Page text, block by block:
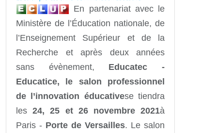
En partenariat avec le
Ministère de l’Éducation nationale, de
l’Enseignement Supérieur et de la
Recherche et après deux années
sans évènement, Educatec -
Educatice, le salon professionnel
de l’innovation éducativese tiendra
les 24, 25 et 26 novembre 2021à
Paris - Porte de Versailles. Le salon